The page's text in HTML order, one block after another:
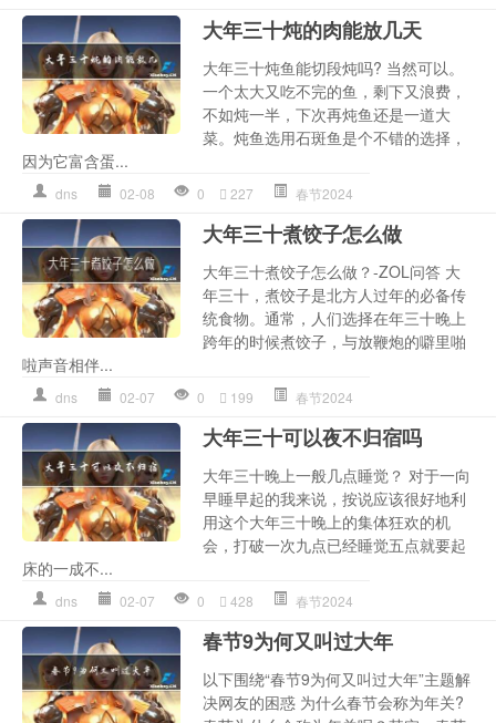
大年三十炖的肉能放几天
大年三十炖鱼能切段炖吗? 当然可以。
一个太大又吃不完的鱼，剩下又浪费，
不如炖一半，下次再炖鱼还是一道大
菜。炖鱼选用石斑鱼是个不错的选择，
因为它富含蛋...
dns 02-08 0 227 春节2024
大年三十煮饺子怎么做
大年三十煮饺子怎么做？-ZOL问答 大
年三十，煮饺子是北方人过年的必备传
统食物。通常，人们选择在年三十晚上
跨年的时候煮饺子，与放鞭炮的噼里啪
啦声音相伴...
dns 02-07 0 199 春节2024
大年三十可以夜不归宿吗
大年三十晚上一般几点睡觉？ 对于一向
早睡早起的我来说，按说应该很好地利
用这个大年三十晚上的集体狂欢的机
会，打破一次九点已经睡觉五点就要起
床的一成不...
dns 02-07 0 428 春节2024
春节9为何又叫过大年
以下围绕“春节9为何又叫过大年”主题解
决网友的困惑 为什么春节会称为年关?